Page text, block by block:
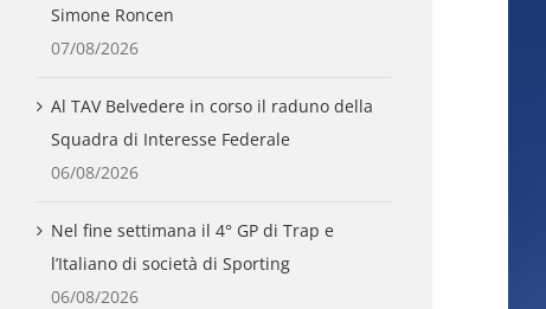
Simone Roncen
07/08/2026
Al TAV Belvedere in corso il raduno della
Squadra di Interesse Federale
06/08/2026
Nel fine settimana il 4° GP di Trap e
l’Italiano di società di Sporting
06/08/2026